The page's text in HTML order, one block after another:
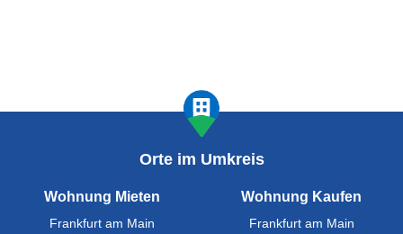
Orte im Umkreis
Wohnung Mieten
Frankfurt am Main
Wohnung Kaufen
Frankfurt am Main